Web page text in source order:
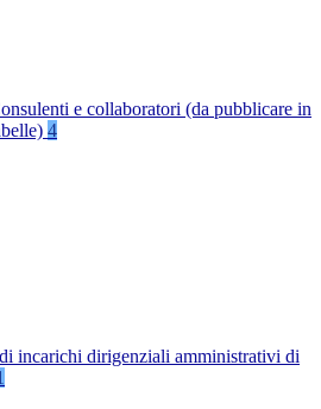
e collaboratori (da pubblicare in
4
incarichi dirigenziali amministrativi di